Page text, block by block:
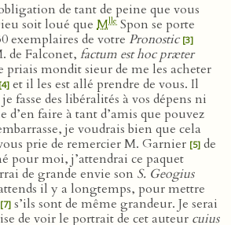
de tant de peine que vous
soit loué que Mlle Spon se porte
exemplaires de votre Pronostic [3]
de Falconet, factum est hoc præter
priais mondit sieur de me les acheter
[4] et il les est allé prendre de vous. Il
fasse des libéralités à vos dépens ni
d’en faire à tant d’amis que pouvez
je voudrais bien que cela
prie de remercier M. Garnier [5] de
pour moi, j’attendrai ce paquet
de grande envie son S. Geogius
il y a longtemps, pour mettre
[7] s’ils sont de même grandeur. Je serai
de voir le portrait de cet auteur cuius